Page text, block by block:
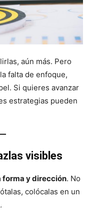
aún más. Pero
falta de enfoque,
Si quieres avanzar
estrategias pueden
visibles
forma y dirección. No
colócalas en un